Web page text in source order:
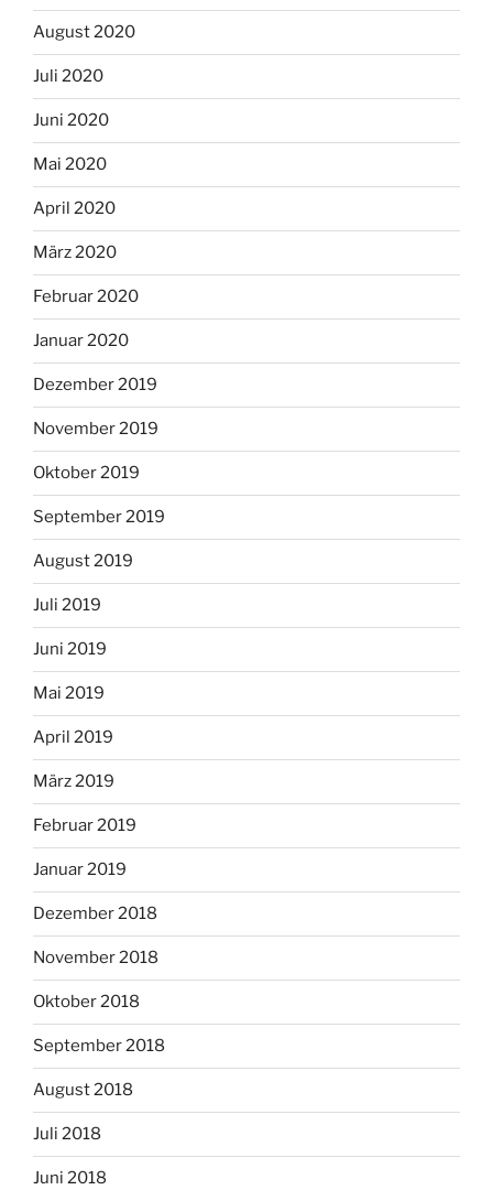
August 2020
Juli 2020
Juni 2020
Mai 2020
April 2020
März 2020
Februar 2020
Januar 2020
Dezember 2019
November 2019
Oktober 2019
September 2019
August 2019
Juli 2019
Juni 2019
Mai 2019
April 2019
März 2019
Februar 2019
Januar 2019
Dezember 2018
November 2018
Oktober 2018
September 2018
August 2018
Juli 2018
Juni 2018